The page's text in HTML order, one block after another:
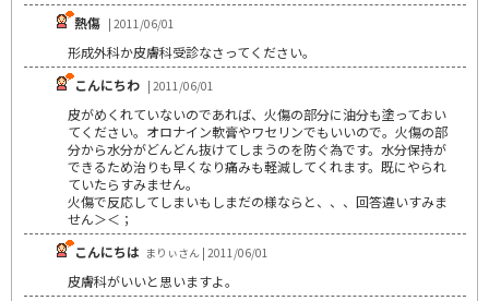
熱傷 | 2011/06/01
形成外科か皮膚科受診なさってください。
こんにちわ | 2011/06/01
皮がめくれていないのであれば、火傷の部分に油分も塗っておい
てください。オロナイン軟膏やワセリンでもいいので。火傷の部
分から水分がどんどん抜けてしまうのを防ぐ為です。水分保持が
できるため治りも早くなり痛みも軽減してくれます。既にやられ
ていたらすみません。
火傷で反応してしまいもしまだの様ならと、、、回答違いすみま
せん＞＜；
こんにちは まりぃさん | 2011/06/01
皮膚科がいいと思いますよ。